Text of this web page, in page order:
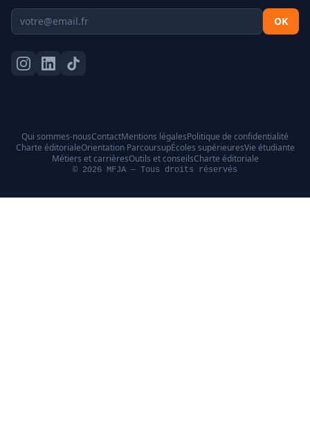
OK
Qui sommes-nousContactMentions légalesPolitique de confidentialité
Charte éditorialeOrientation ParcoursupÉcoles supérieuresVie étudiante
Métiers et carrièresOutils et conseilsCharte éditoriale
© 2026 MFJA — Tous droits réservés